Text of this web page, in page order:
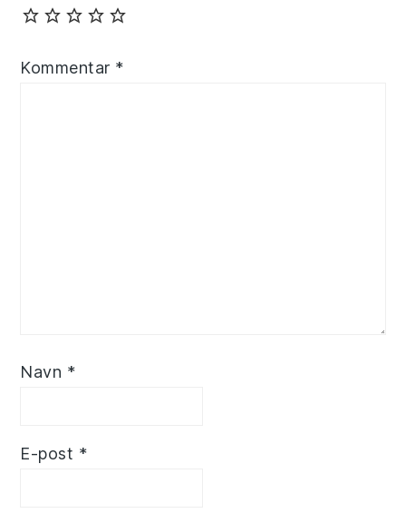
Kommentar *
Navn *
E-post *